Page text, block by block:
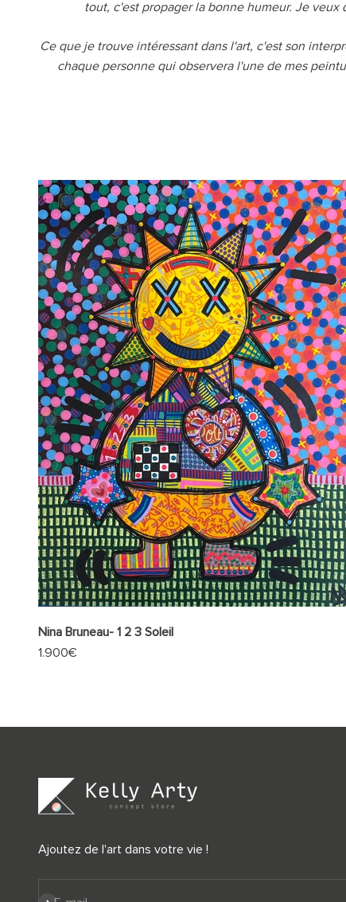
tout, c'est propager la bonne humeur. Je
Ce que je trouve intéressant dans l'art, c'est son
chaque personne qui observera l'une de mes
Nina Bruneau- 1 2 3 Soleil
Prix de vente
1.900€
Ajoutez de l'art dans votre vie !